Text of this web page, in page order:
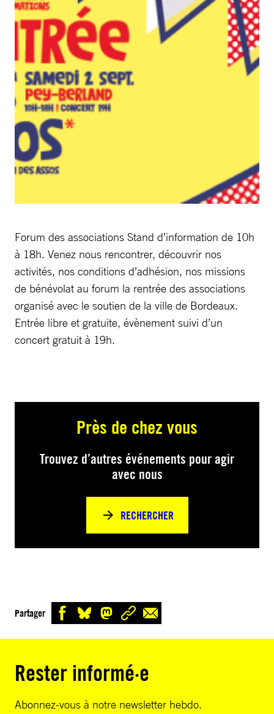
Forum des associations Stand d’information de 10h
à 18h. Venez nous rencontrer, découvrir nos
activités, nos conditions d’adhésion, nos missions
de bénévolat au forum la rentrée des associations
organisé avec le soutien de la ville de Bordeaux.
Entrée libre et gratuite, évènement suivi d’un
concert gratuit à 19h.
Près de chez vous
Trouvez d’autres événements pour agir
avec nous
RECHERCHER
Partager
Rester informé·e
Abonnez-vous à notre newsletter hebdo.